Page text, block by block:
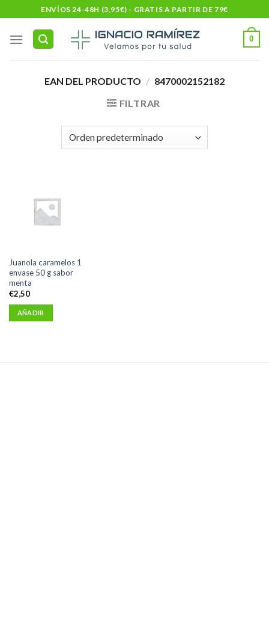
to
content
ENVÍOS 24-48H (3,95€) - GRATIS A PARTIR DE 79€
0
EAN DEL PRODUCTO / 8470002152182
FILTRAR
Juanola caramelos 1
envase 50 g sabor
menta
€2,50
AÑADIR